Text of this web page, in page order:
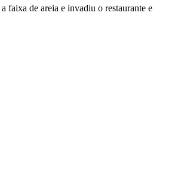
faixa de areia e invadiu o restaurante e